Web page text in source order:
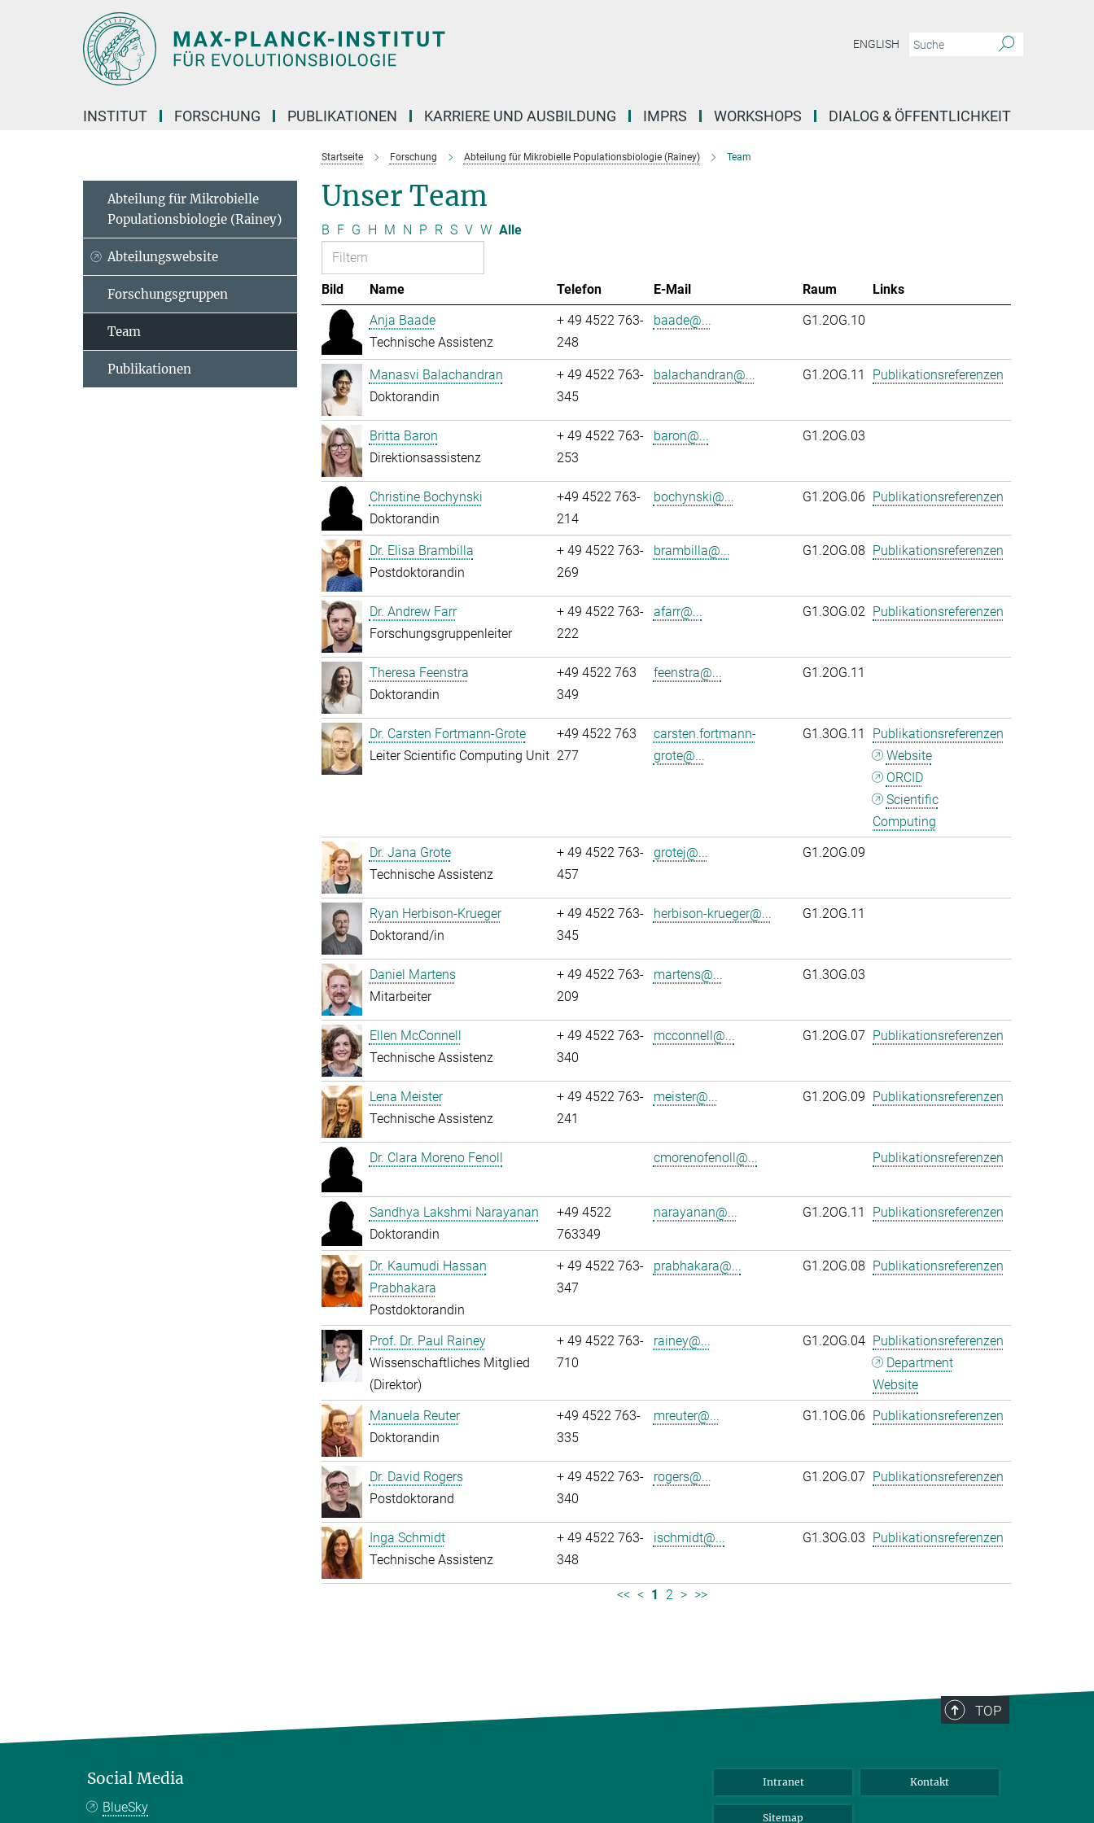
ENGLISH
INSTITUT FORSCHUNG PUBLIKATIONEN KARRIERE UND AUSBILDUNG IMPRS WORKSHOPS DIALOG & ÖFFENTLICHKEIT
Startseite Forschung Abteilung für Mikrobielle Populationsbiologie (Rainey) Team
Unser Team
B F G H M N P R S V W Alle
Bild Name Telefon E-Mail Raum
Links
Anja Baade
Technische Assistenz
+ 49 4522 763-
248
baade@... G1.2OG.10
Manasvi Balachandran
Doktorandin
+ 49 4522 763-
345
balachandran@... G1.2OG.11 Publikationsreferenzen
Britta Baron
Direktionsassistenz
+ 49 4522 763-
253
baron@... G1.2OG.03
Christine Bochynski
Doktorandin
+49 4522 763-
214
bochynski@... G1.2OG.06 Publikationsreferenzen
Dr. Elisa Brambilla
Postdoktorandin
+ 49 4522 763-
269
brambilla@... G1.2OG.08 Publikationsreferenzen
Dr. Andrew Farr
Forschungsgruppenleiter
+ 49 4522 763-
222
afarr@... G1.3OG.02 Publikationsreferenzen
Theresa Feenstra
Doktorandin
+49 4522 763
349
feenstra@... G1.2OG.11
Dr. Carsten Fortmann-Grote
Leiter Scientific Computing Unit
+49 4522 763
277
carsten.fortmann-
grote@...
G1.3OG.11
Publikationsreferenzen
Website
ORCID
Scientific
Computing
Dr. Jana Grote
Technische Assistenz
+ 49 4522 763-
457
grotej@... G1.2OG.09
Ryan Herbison-Krueger
Doktorand/in
+ 49 4522 763-
345
herbison-krueger@... G1.2OG.11
Daniel Martens
Mitarbeiter
+ 49 4522 763-
209
martens@... G1.3OG.03
Ellen McConnell
Technische Assistenz
+ 49 4522 763-
340
mcconnell@... G1.2OG.07 Publikationsreferenzen
Lena Meister
Technische Assistenz
+ 49 4522 763-
241
meister@... G1.2OG.09 Publikationsreferenzen
Dr. Clara Moreno Fenoll cmorenofenoll@... Publikationsreferenzen
Sandhya Lakshmi Narayanan
Doktorandin
+49 4522
763349
narayanan@... G1.2OG.11 Publikationsreferenzen
Dr. Kaumudi Hassan
Prabhakara
Postdoktorandin
+ 49 4522 763-
347
prabhakara@... G1.2OG.08 Publikationsreferenzen
Prof. Dr. Paul Rainey
Wissenschaftliches Mitglied
(Direktor)
+ 49 4522 763-
710
rainey@... G1.2OG.04 Publikationsreferenzen
Department
Website
Manuela Reuter
Doktorandin
+49 4522 763-
335
mreuter@... G1.1OG.06 Publikationsreferenzen
Dr. David Rogers
Postdoktorand
+ 49 4522 763-
340
rogers@... G1.2OG.07 Publikationsreferenzen
Inga Schmidt
Technische Assistenz
+ 49 4522 763-
348
ischmidt@... G1.3OG.03 Publikationsreferenzen
<< < 1 2 > >>
Abteilung für Mikrobielle
Populationsbiologie (Rainey)
Abteilungswebsite
Forschungsgruppen
Team
Publikationen
TOP
Social Media
BlueSky
Intranet Kontakt
Sitemap